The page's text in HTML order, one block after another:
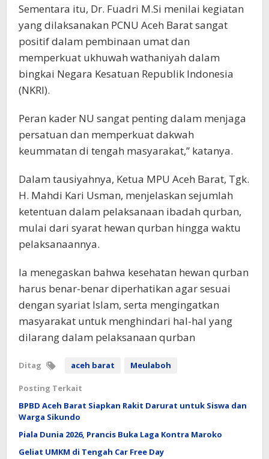
Sementara itu, Dr. Fuadri M.Si menilai kegiatan
yang dilaksanakan PCNU Aceh Barat sangat
positif dalam pembinaan umat dan
memperkuat ukhuwah wathaniyah dalam
bingkai Negara Kesatuan Republik Indonesia
(NKRI).
Peran kader NU sangat penting dalam menjaga
persatuan dan memperkuat dakwah
keummatan di tengah masyarakat,” katanya.
Dalam tausiyahnya, Ketua MPU Aceh Barat, Tgk.
H. Mahdi Kari Usman, menjelaskan sejumlah
ketentuan dalam pelaksanaan ibadah qurban,
mulai dari syarat hewan qurban hingga waktu
pelaksanaannya.
Ia menegaskan bahwa kesehatan hewan qurban
harus benar-benar diperhatikan agar sesuai
dengan syariat Islam, serta mengingatkan
masyarakat untuk menghindari hal-hal yang
dilarang dalam pelaksanaan qurban
Ditag aceh barat Meulaboh
Posting Terkait
BPBD Aceh Barat Siapkan Rakit Darurat untuk Siswa dan
Warga Sikundo
Piala Dunia 2026, Prancis Buka Laga Kontra Maroko
Geliat UMKM di Tengah Car Free Day